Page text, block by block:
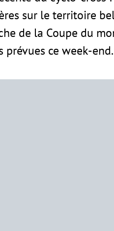
sur le territoire
de la Coupe du
prévues ce week-end.